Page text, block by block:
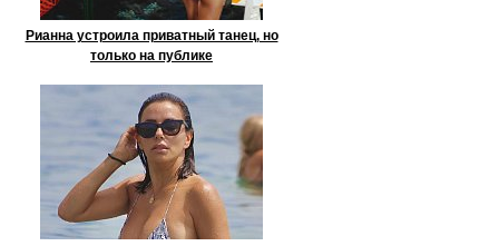
Рианна устроила приватный танец, но
только на публике